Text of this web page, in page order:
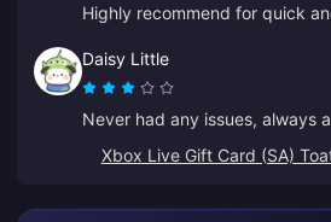
Highly recommend for quick
Daisy Little
Never had any issues, always
Xbox Live Gift Card (SA)